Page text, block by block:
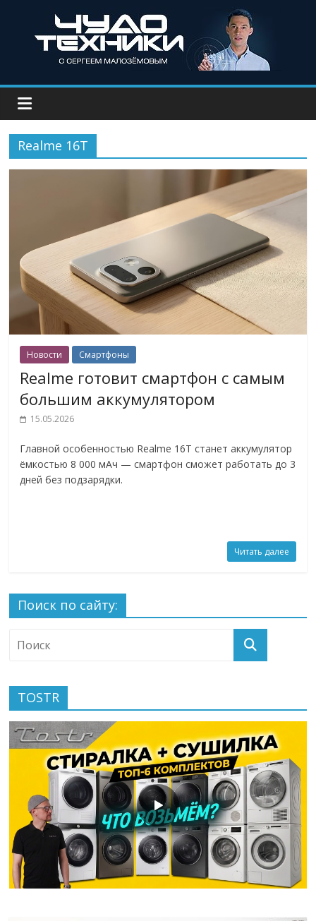
Realme 16T
Новости Смартфоны
Realme готовит смартфон с самым
большим аккумулятором
15.05.2026
Главной особенностью Realme 16T станет аккумулятор
ёмкостью 8 000 мАч — смартфон сможет работать до 3
дней без подзарядки.
Читать далее
Поиск по сайту:
TOSTR